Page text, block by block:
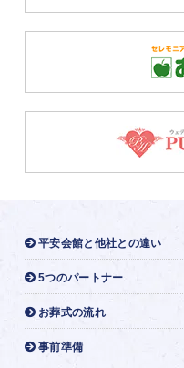
平安会館と他社との違い
5つのパートナー
お葬式の流れ
事前準備